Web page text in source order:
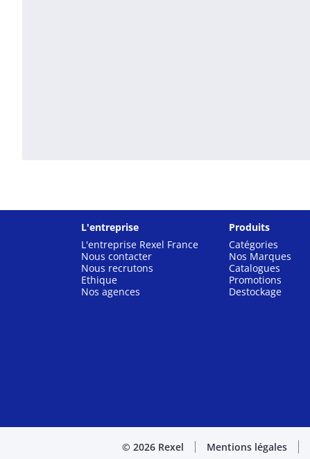
L'entreprise
L'entreprise Rexel France
Nous contacter
Nous recrutons
Ethique
Nos agences
Produits
Catégories
Nos Marques
Catalogues
Promotions
Destockage
© 2026 Rexel Mentions légales